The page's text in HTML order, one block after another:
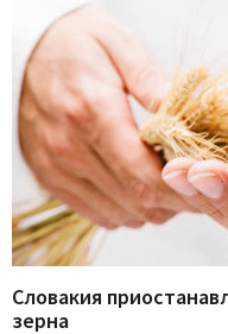
Словакия
зерна